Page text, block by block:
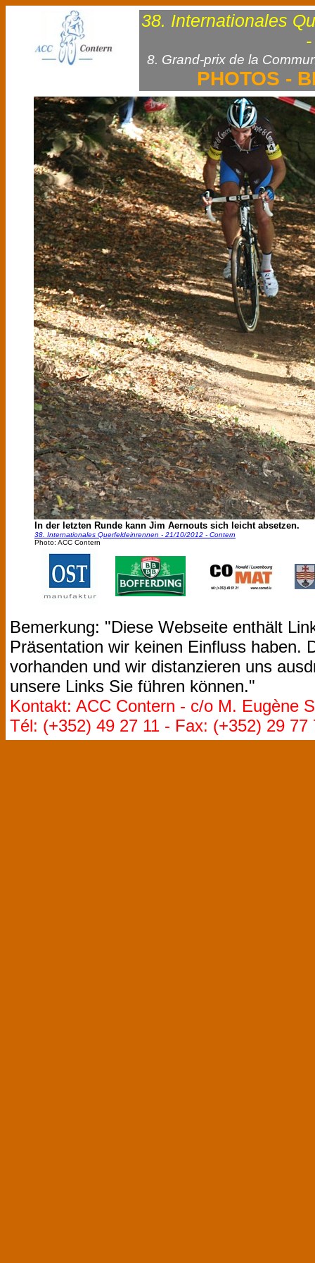
38. Internationales
8. Grand-prix de la
PHOTOS -
In der letzten Runde kann Jim Aernouts sich leicht absetzen.
38. Internationales Querfeldeinrennen - 21/10/2012 - Contern
Photo: ACC Contern
Bemerkung: "Diese Webseite enthält
Präsentation wir keinen Einfluss haben.
vorhanden und wir distanzieren uns
unsere Links Sie führen können."
Kontakt: ACC Contern - c/o M. Eugène
Tél: (+352) 49 27 11 - Fax: (+352) 29